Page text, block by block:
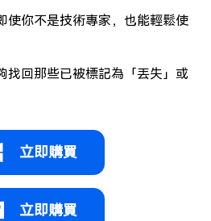
使你不是技術專家，也能輕鬆使
找回那些已被標記為「丟失」或
立即購買
立即購買